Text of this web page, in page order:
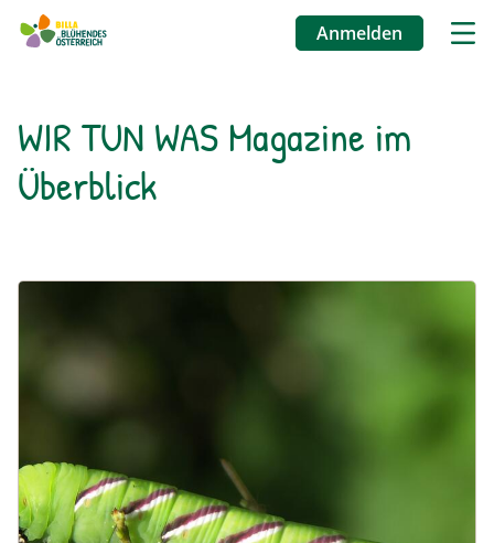
Direkt
zum
Anmelden
WIR TUN WAS Magazine im
Überblick